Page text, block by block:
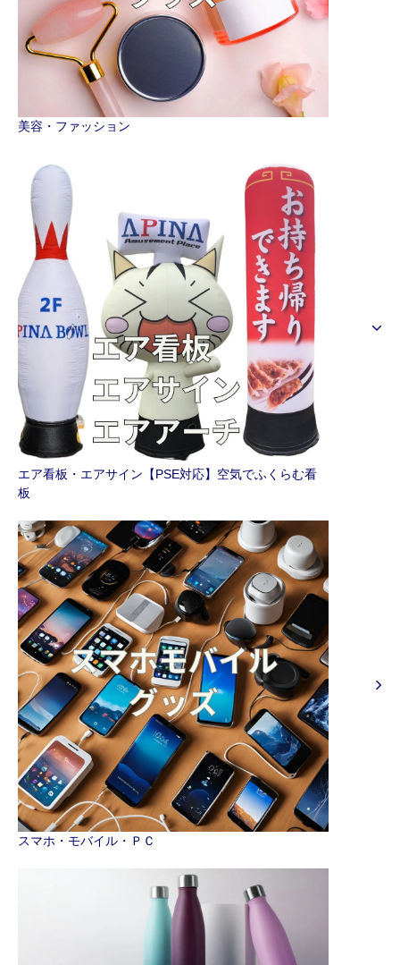
美容・ファッション
エア看板・エアサイン【PSE対応】空気でふくらむ看
板
スマホ・モバイル・ＰＣ